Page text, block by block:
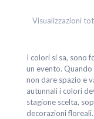
Visualizzazioni
I colori si sa, sono
un evento.
non dare spazio e
autunnali i colori
stagione scelta,
decorazioni